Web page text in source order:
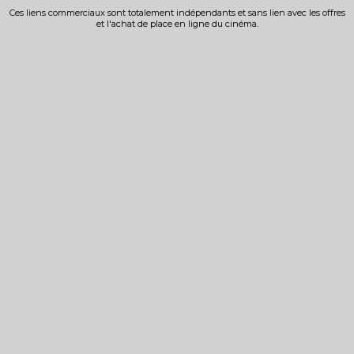
Ces liens commerciaux sont totalement indépendants et sans lien avec les offres
et l'achat de place en ligne du cinéma.